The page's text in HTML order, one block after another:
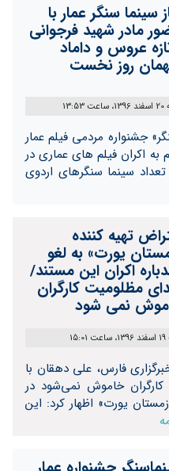
سینما سنگر عمار با
مادر شهید فرجوانی
عروس و داماد
روز نخست
جشنواره مردمی فیلم عمار
اکران فیلم های عماری در
سینما سنگرهای اردوی
تهیه کننده
یورت» به لغو
اکران این مستند/
مظلومیت کارگران
نمی شود
فارس، علی دهقان با
خاموش نمی‌شود در
یورت» اظهار کرد: این